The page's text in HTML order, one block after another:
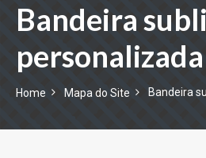
PRODUTOS
CONTATO
Bandeira
personalizada
Home Mapa do Site Bandeira